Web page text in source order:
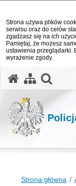
Strona używa plików
serwisu oraz do celów
zgadzasz się na ich
Pamiętaj, że możesz
ustawienia przeglądarki.
wyrażenie zgody.
Strona główna